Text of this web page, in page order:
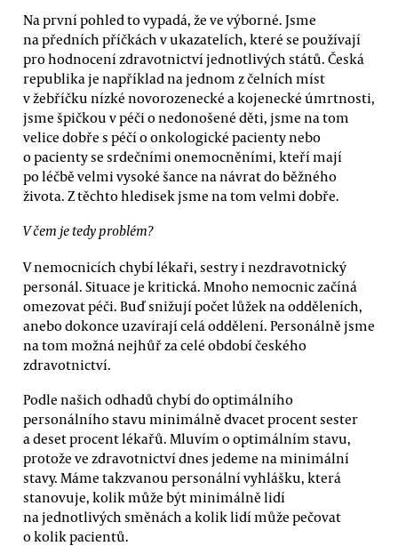
Na první pohled to vypadá, že ve výborné. Jsme
na předních příčkách v ukazatelích, které se používají
pro hodnocení zdravotnictví jednotlivých států. Česká
republika je například na jednom z čelních míst
v žebříčku nízké novorozenecké a kojenecké úmrtnosti,
jsme špičkou v péči o nedonošené děti, jsme na tom
velice dobře s péčí o onkologické pacienty nebo
o pacienty se srdečními onemocněními, kteří mají
po léčbě velmi vysoké šance na návrat do běžného
života. Z těchto hledisek jsme na tom velmi dobře.
V čem je tedy problém?
V nemocnicích chybí lékaři, sestry i nezdravotnický
personál. Situace je kritická. Mnoho nemocnic začíná
omezovat péči. Buď snižují počet lůžek na odděleních,
anebo dokonce uzavírají celá oddělení. Personálně jsme
na tom možná nejhůř za celé období českého
zdravotnictví.
Podle našich odhadů chybí do optimálního
personálního stavu minimálně dvacet procent sester
a deset procent lékařů. Mluvím o optimálním stavu,
protože ve zdravotnictví dnes jedeme na minimální
stavy. Máme takzvanou personální vyhlášku, která
stanovuje, kolik může být minimálně lidí
na jednotlivých směnách a kolik lidí může pečovat
o kolik pacientů.